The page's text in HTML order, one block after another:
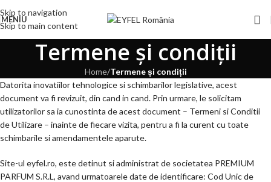
Skip to navigation
Skip to main content
MENIU
Termene și condiții
Home/Termene și condiții
Datorita inovatiilor tehnologice si schimbarilor legislative, acest
document va fi revizuit, din cand in cand. Prin urmare, le solicitam
utilizatorilor sa ia cunostinta de acest document – Termeni si Conditii
de Utilizare – inainte de fiecare vizita, pentru a fi la curent cu toate
schimbarile si amendamentele aparute.
Site-ul eyfel.ro, este detinut si administrat de societatea PREMIUM
PARFUM S.R.L, avand urmatoarele date de identificare: Cod Unic de